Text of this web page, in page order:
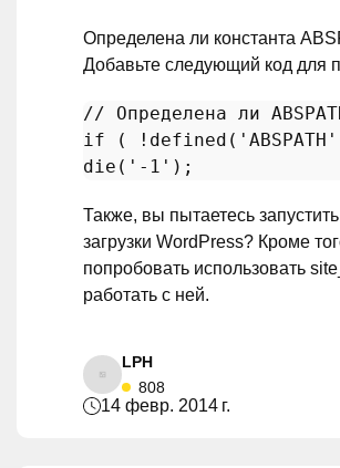
Определена ли константа
Добавьте следующий код для
// Определена ли
if ( ! defined ( 'ABSPATH'
die ( '-1'
Также, вы пытаетесь
загрузки WordPress? Кроме
попробовать использовать
работать с ней.
LPH
808
14 февр. 2014 г.